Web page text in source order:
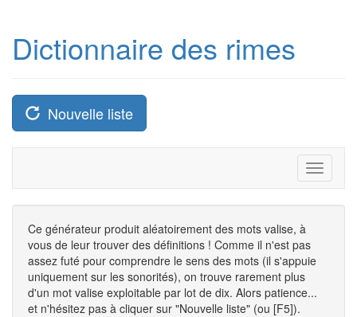
Dictionnaire des rimes
Nouvelle liste
Toggle
Ce générateur produit aléatoirement des mots valise, à
vous de leur trouver des définitions ! Comme il n'est pas
assez futé pour comprendre le sens des mots (il s'appuie
uniquement sur les sonorités), on trouve rarement plus
d'un mot valise exploitable par lot de dix. Alors patience...
et n'hésitez pas à cliquer sur "Nouvelle liste" (ou [F5]).